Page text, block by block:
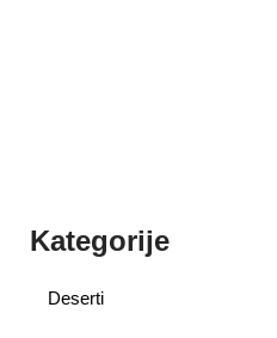
Kategorije
Deserti